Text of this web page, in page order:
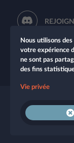
©
Nous utilisons
votre expérience
ne sont pas
des fins
Vie privée